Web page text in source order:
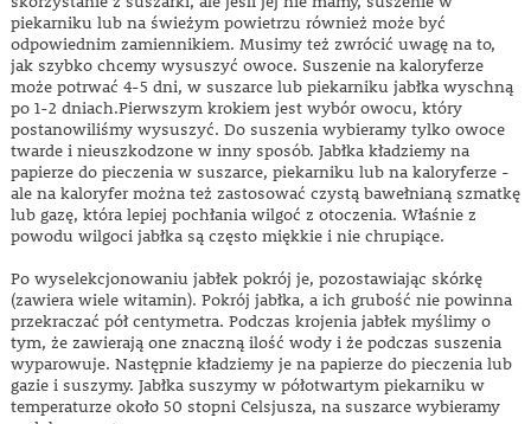
piekarniku lub na świeżym powietrzu również może być
odpowiednim zamiennikiem. Musimy też zwrócić uwagę na to,
jak szybko chcemy wysuszyć owoce. Suszenie na kaloryferze
może potrwać 4-5 dni, w suszarce lub piekarniku jabłka wyschną
po 1-2 dniach.Pierwszym krokiem jest wybór owocu, który
postanowiliśmy wysuszyć. Do suszenia wybieramy tylko owoce
twarde i nieuszkodzone w inny sposób. Jabłka kładziemy na
papierze do pieczenia w suszarce, piekarniku lub na kaloryferze -
ale na kaloryfer można też zastosować czystą bawełnianą szmatkę
lub gazę, która lepiej pochłania wilgoć z otoczenia. Właśnie z
powodu wilgoci jabłka są często miękkie i nie chrupiące.
Po wyselekcjonowaniu jabłek pokrój je, pozostawiając skórkę
(zawiera wiele witamin). Pokrój jabłka, a ich grubość nie powinna
przekraczać pół centymetra. Podczas krojenia jabłek myślimy o
tym, że zawierają one znaczną ilość wody i że podczas suszenia
wyparowuje. Następnie kładziemy je na papierze do pieczenia lub
gazie i suszymy. Jabłka suszymy w półotwartym piekarniku w
temperaturze około 50 stopni Celsjusza, na suszarce wybieramy